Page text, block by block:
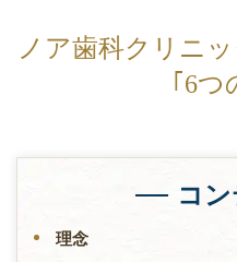
ノア歯科クリニ
｢6つ
コ
理念